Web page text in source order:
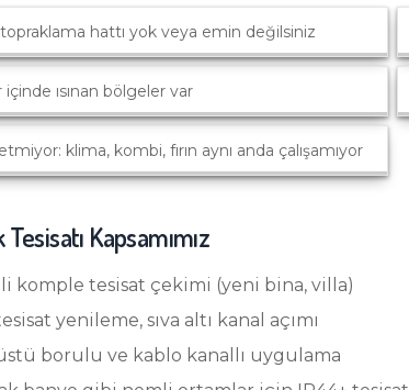
hattı yok veya emin değilsiniz
içinde ısınan bölgeler var
klima, kombi, fırın aynı anda çalışamıyor
Kapsamımız
komple tesisat çekimi (yeni bina, villa)
yenileme, sıva altı kanal açımı
üstü borulu ve kablo kanallı uygulama